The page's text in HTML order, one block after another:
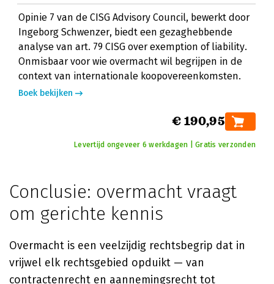
Opinie 7 van de CISG Advisory Council, bewerkt door
Ingeborg Schwenzer, biedt een gezaghebbende
analyse van art. 79 CISG over exemption of liability.
Onmisbaar voor wie overmacht wil begrijpen in de
context van internationale koopovereenkomsten.
Boek bekijken
€ 190,95
Levertijd ongeveer 6 werkdagen | Gratis verzonden
Conclusie: overmacht vraagt
om gerichte kennis
Overmacht is een veelzijdig rechtsbegrip dat in
vrijwel elk rechtsgebied opduikt — van
contractenrecht en aannemingsrecht tot